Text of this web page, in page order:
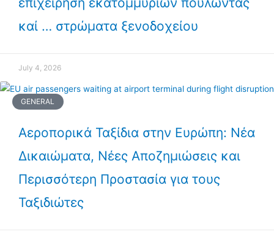
καί … στρώματα ξενοδοχείου
July 4, 2026
GENERAL
Αεροπορικά Ταξίδια στην Ευρώπη: Νέα
Δικαιώματα, Νέες Αποζημιώσεις και
Περισσότερη Προστασία για τους
Ταξιδιώτες